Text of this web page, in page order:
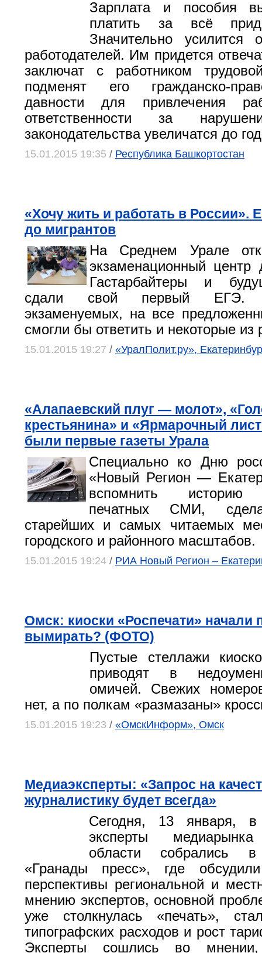
Зарплата и пособия
платить за всё
Значительно усилится
работодателей. Им придется
заключат с работником
подменят его гражданско-
давности для привлечения
ответственности за
законодательства увеличатся до
15.01.2015 19:35 / Республика Башкортостан
«Хочу жить и работать в России».
до мигрантов
На Среднем Урале
экзаменационный центр
Гастарбайтеры и
сдали свой первый
экзаменуемых, на все
смогли бы ответить и некоторые из
15.01.2015 19:27 / «УралПолит.ру»,
«Алапаевский плуг — молот»,
крестьянина» и «Ярмарочный
были первые газеты Урала
Специально ко Дню
«Новый Регион —
вспомнить историю
печатных СМИ,
старейших и самых читаемых
городского и районного масштабов.
15.01.2015 19:24 / РИА Новый Регион –
Омск: киоски «Роспечати» начали
вымирать? (ФОТО)
Пустые стеллажи
приводят в
омичей. Свежих
нет, а по полкам «размазаны»
15.01.2015 19:23 / «ОмскИнформ», Омск
Медиаэксперты: «Запрос на
журналистику будет всегда»
Сегодня, 13 января,
эксперты
области собрались в
«Гранады пресс», где
перспективы региональной и
мнению экспертов, основной
уже столкнулась «печать»,
типографских расходов и рост
Эксперты сошлись во